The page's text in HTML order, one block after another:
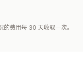
费用每 30 天收取一次。